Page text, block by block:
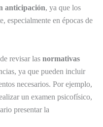
anticipación, ya que los
especialmente en épocas de
revisar las normativas
ya que pueden incluir
necesarios. Por ejemplo,
un examen psicofísico,
presentar la